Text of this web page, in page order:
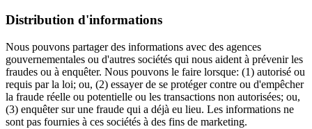
Distribution d'informations
Nous pouvons partager des informations avec des agences
gouvernementales ou d'autres sociétés qui nous aident à prévenir les
fraudes ou à enquêter. Nous pouvons le faire lorsque: (1) autorisé ou
requis par la loi; ou, (2) essayer de se protéger contre ou d'empêcher
la fraude réelle ou potentielle ou les transactions non autorisées; ou,
(3) enquêter sur une fraude qui a déjà eu lieu. Les informations ne
sont pas fournies à ces sociétés à des fins de marketing.